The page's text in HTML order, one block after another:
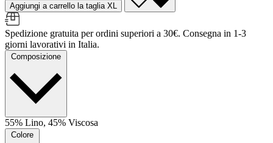
Aggiungi a carrello la taglia XL
Spedizione gratuita per ordini superiori a 30€. Consegna in 1-3
giorni lavorativi in Italia.
Composizione
55% Lino, 45% Viscosa
Colore